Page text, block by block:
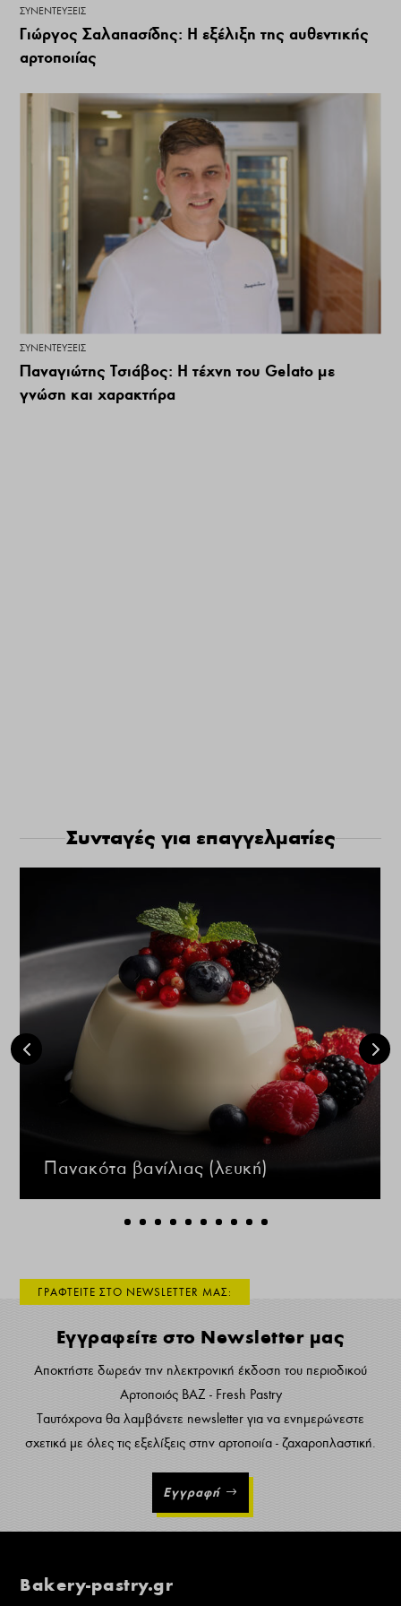
ΣΥΝΕΝΤΕΎΞΕΙΣ
Γιώργος Σαλαπασίδης: Η εξέλιξη της αυθεντικής
αρτοποιίας
ΣΥΝΕΝΤΕΎΞΕΙΣ
Παναγιώτης Τσιάβος: Η τέχνη του Gelato με
γνώση και χαρακτήρα
Συνταγές για επαγγελματίες
Πανακότα βανίλιας (λευκή)
ΓΡΑΦΤΕΙΤΕ ΣΤΟ NEWSLETTER ΜΑΣ:
Εγγραφείτε στο Newsletter μας
Αποκτήστε δωρεάν την ηλεκτρονική έκδοση του περιοδικού
Αρτοποιός ΒΑΖ - Fresh Pastry
Ταυτόχρονα θα λαμβάνετε newsletter για να ενημερώνεστε
σχετικά με όλες τις εξελίξεις στην αρτοποιία - ζαχαροπλαστική.
Εγγραφή
Bakery-pastry.gr